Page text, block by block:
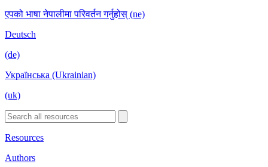
एपको भाषा नेपालीमा परिवर्तन गर्नुहोस् (ne)
Deutsch
(de)
Українська (Ukrainian)
(uk)
Resources
Authors